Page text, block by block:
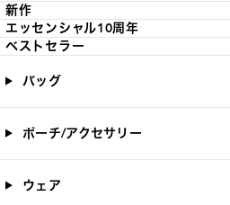
新作
エッセンシャル10周年
ベストセラー
バッグ
ポーチ/アクセサリー
ウェア